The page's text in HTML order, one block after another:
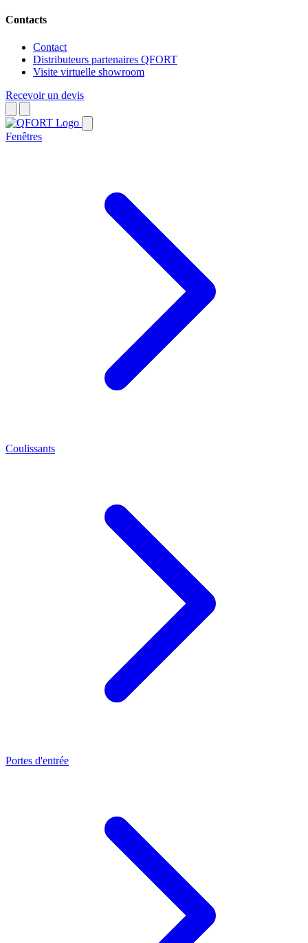
Contacts
Contact
Distributeurs partenaires QFORT
Visite virtuelle showroom
Recevoir un devis
Fenêtres
Coulissants
Portes d'entrée